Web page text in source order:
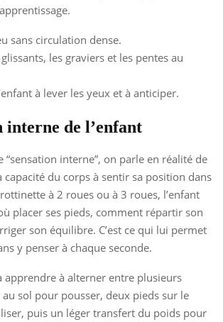
sans circulation dense.
les graviers et les pentes au
à lever les yeux et à anticiper.
interne de l’enfant
“sensation interne”, on parle en réalité de
du corps à sentir sa position dans
à 2 roues ou à 3 roues, l’enfant
placer ses pieds, comment répartir son
son équilibre. C’est ce qui lui permet
y penser à chaque seconde.
apprendre à alterner entre plusieurs
sol pour pousser, deux pieds sur le
puis un léger transfert du poids pour